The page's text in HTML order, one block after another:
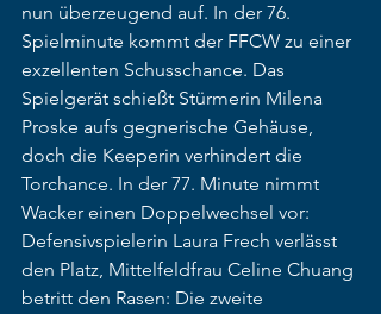
nun überzeugend auf. In der 76.
Spielminute kommt der FFCW zu einer
exzellenten Schusschance. Das
Spielgerät schießt Stürmerin Milena
Proske aufs gegnerische Gehäuse,
doch die Keeperin verhindert die
Torchance. In der 77. Minute nimmt
Wacker einen Doppelwechsel vor:
Defensivspielerin Laura Frech verlässt
den Platz, Mittelfeldfrau Celine Chuang
betritt den Rasen: Die zweite